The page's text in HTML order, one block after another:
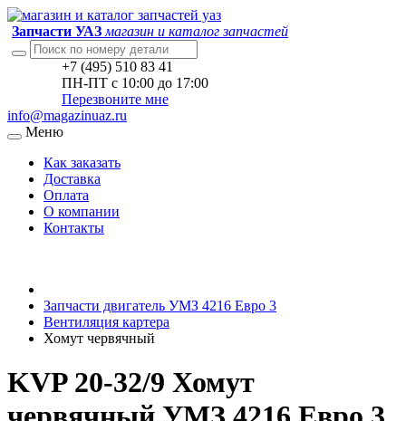
Запчасти УАЗ магазин и каталог запчастей
+7 (495) 510 83 41
ПН-ПТ с 10:00 до 17:00
Перезвоните мне
info@magazinuaz.ru
Меню
Как заказать
Доставка
Оплата
О компании
Контакты
Запчасти двигатель УМЗ 4216 Евро 3
Вентиляция картера
Хомут червячный
KVP 20-32/9 Хомут